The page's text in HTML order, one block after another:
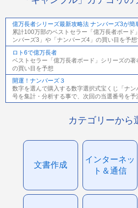
億万長者シリーズ最新攻略法 ナンバーズ3が簡
累計100万部のベストセラー「億万長者ボード
ンバーズ3」や「ナンバーズ4」の買い目を予想
ロト6で億万長者
ベストセラー「億万長者ボード」シリーズの著
の買い目を予想
開運！ナンバーズ３
数字を選んで購入する数字選択式宝くじ「ナ
号を集計・分析する事で、次回の当選番号を予
カテゴリーから
文書作成
インターネッ
ト＆通信